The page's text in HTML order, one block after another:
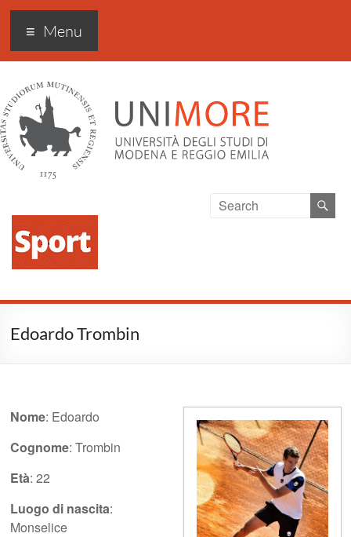
Sport Excellence
Menu
Edoardo Trombin
Nome: Edoardo
Cognome: Trombin
Età: 22
Luogo di nascita:
Monselice